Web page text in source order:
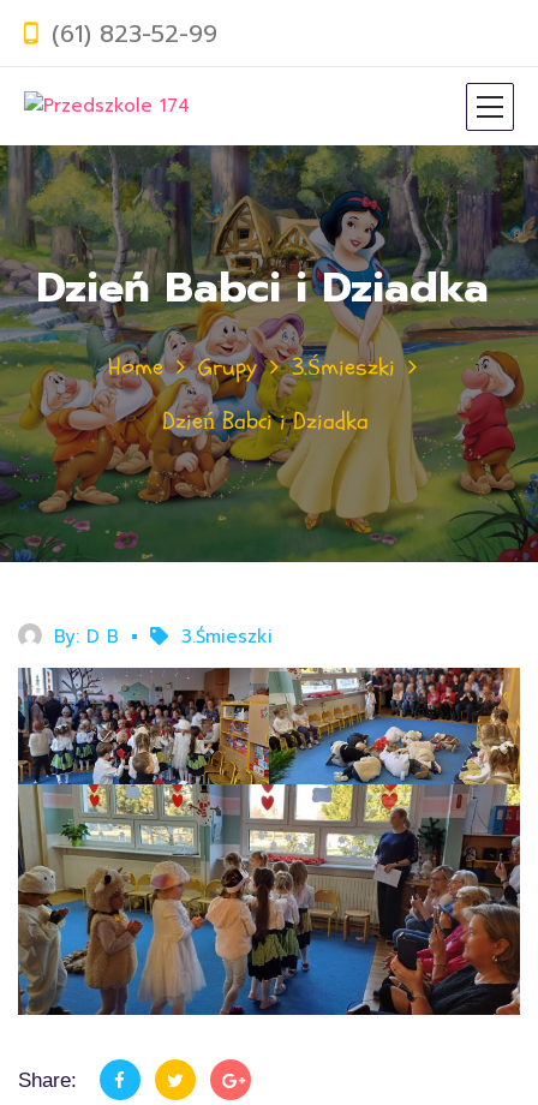
(61) 823-52-99
Dzień Babci i Dziadka
Home Grupy
3.Śmieszki
Dzień Babci i Dziadka
By: D B 3.Śmieszki
Share: